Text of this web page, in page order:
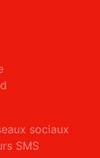
sociaux
SMS